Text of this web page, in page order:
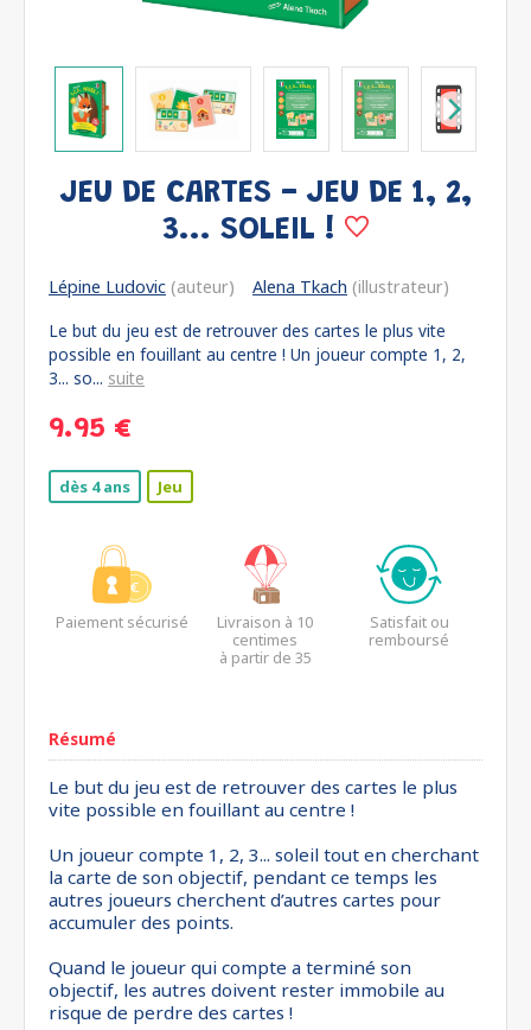
JEU DE CARTES - JEU DE 1, 2,
3... SOLEIL !
Lépine Ludovic (auteur) Alena Tkach (illustrateur)
Le but du jeu est de retrouver des cartes le plus vite
possible en fouillant au centre ! Un joueur compte 1, 2,
3... so... suite
9.95 €
dès 4 ans Jeu
Paiement sécurisé
Livraison à 10
centimes
à partir de 35
Satisfait ou
remboursé
Résumé
Le but du jeu est de retrouver des cartes le plus
vite possible en fouillant au centre !
Un joueur compte 1, 2, 3... soleil tout en cherchant
la carte de son objectif, pendant ce temps les
autres joueurs cherchent d’autres cartes pour
accumuler des points.
Quand le joueur qui compte a terminé son
objectif, les autres doivent rester immobile au
risque de perdre des cartes !